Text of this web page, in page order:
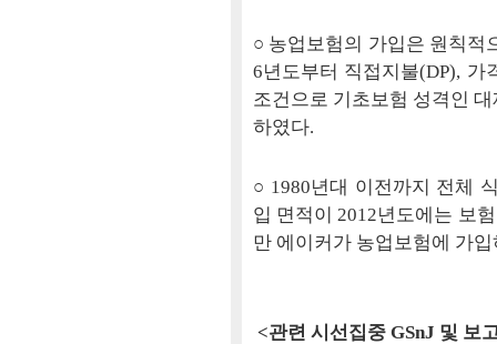
○ 농업보험의 가입은 원칙적
6년도부터 직접지불(DP), 가
조건으로 기초보험 성격인
하였다.
○ 1980년대 이전까지 전체
입 면적이 2012년도에는 보
만 에이커가 농업보험에 가입
<관련 시선집중 GSnJ 및 보